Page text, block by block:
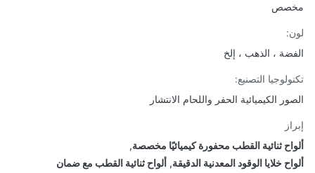
، الذهب ، إلخ
التصنيع:
الكيميائية الحفر واللحام الانتشار
ثنائية القطب محفورة كيميائيًا مخصصة,
خلايا الوقود المعدنية الدقيقة,ألواح ثنائية القطب مع ضمان